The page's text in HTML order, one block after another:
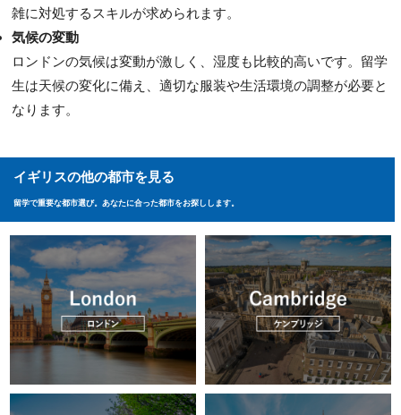
雑に対処するスキルが求められます。
気候の変動
ロンドンの気候は変動が激しく、湿度も比較的高いです。留学
生は天候の変化に備え、適切な服装や生活環境の調整が必要と
なります。
イギリスの他の都市を見る
留学で重要な都市選び。あなたに合った都市をお探しします。